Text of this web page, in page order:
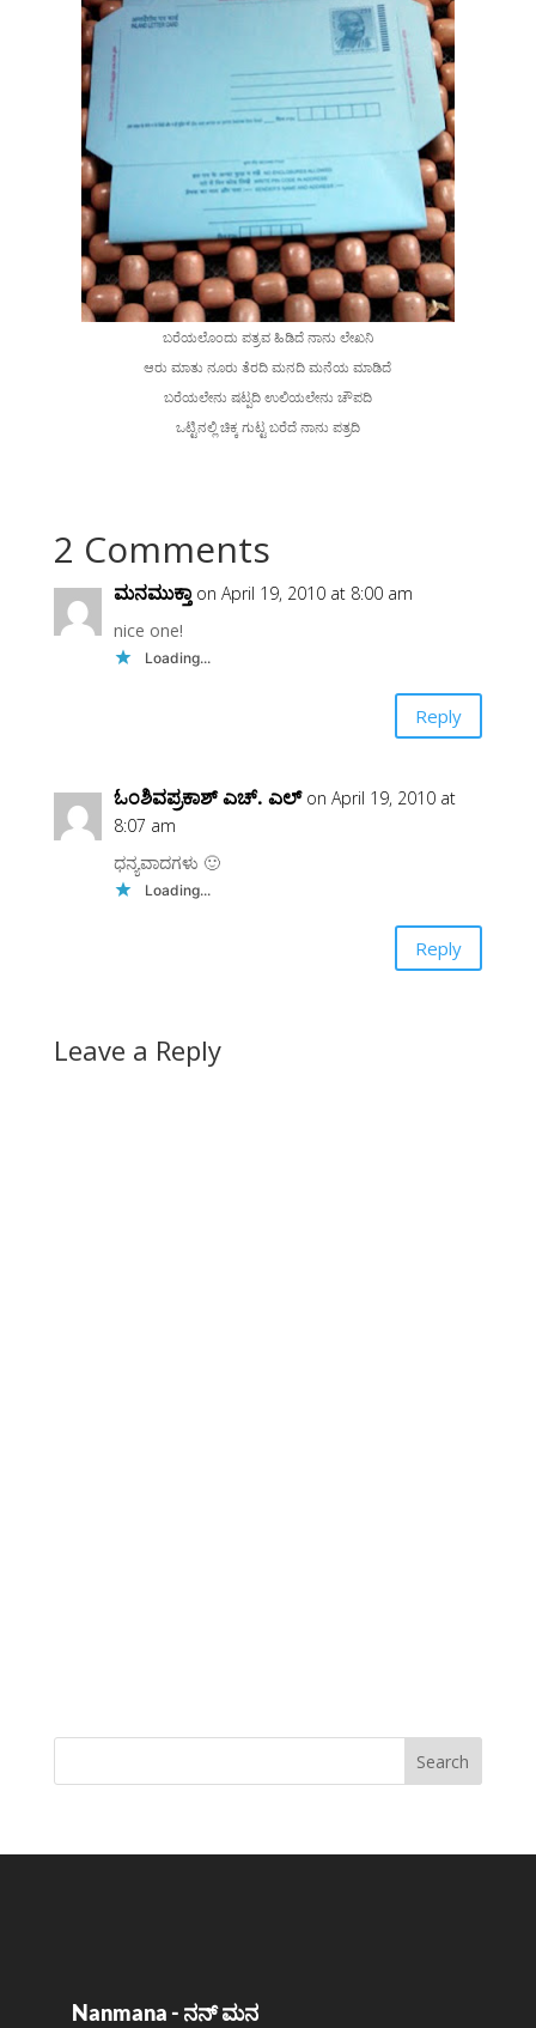
ಬರೆಯಲೊಂದು ಪತ್ರವ ಹಿಡಿದೆ ನಾನು ಲೇಖನಿ
ಆರು ಮಾತು ನೂರು ತೆರದಿ ಮನದಿ ಮನೆಯ ಮಾಡಿದೆ
ಬರೆಯಲೇನು ಷಟ್ಪದಿ ಉಲಿಯಲೇನು ಚೌಪದಿ
ಒಟ್ಟಿನಲ್ಲಿ ಚಿಕ್ಕ ಗುಟ್ಟ ಬರೆದೆ ನಾನು ಪತ್ರದಿ
2 Comments
ಮನಮುಕ್ತಾ on April 19, 2010 at 8:00 am
nice one!
Loading...
Reply
ಓಂಶಿವಪ್ರಕಾಶ್ ಎಚ್. ಎಲ್ on April 19, 2010 at
8:07 am
ಧನ್ಯವಾದಗಳು 🙂
Loading...
Reply
Leave a Reply
Nanmana - ನನ್ ಮನ